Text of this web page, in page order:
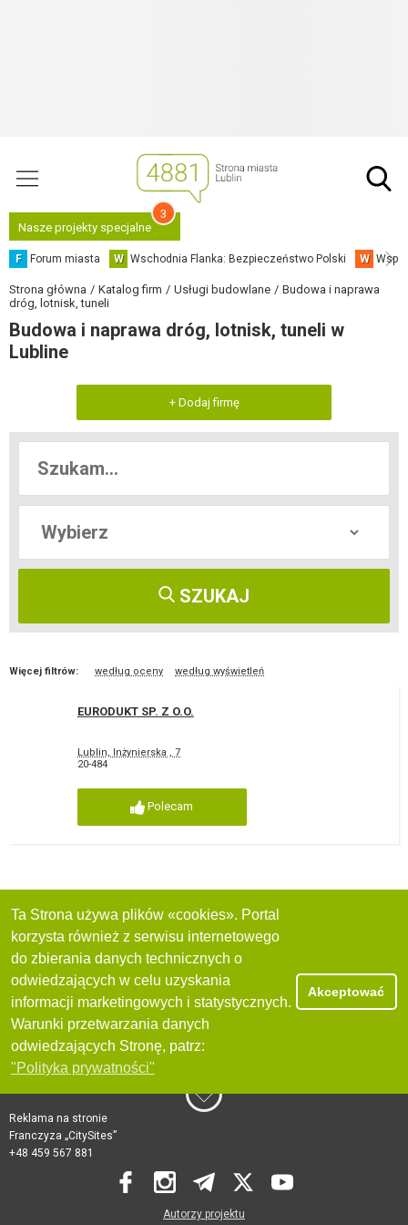
Nasze projekty specjalne
3
F Forum miasta W Wschodnia Flanka: Bezpieczeństwo Polski W
Strona główna Katalog firm Usługi budowlane
Budowa i naprawa
dróg, lotnisk, tuneli
Budowa i naprawa dróg, lotnisk, tuneli w
Lubline
+ Dodaj firmę
SZUKAJ
Więcej filtrów: według oceny według wyświetleń
EURODUKT SP. Z O.O.
Lublin, Inżynierska , 7
20-484
Polecam
Ta Strona używa plików «cookies». Portal
korzysta również z serwisu internetowego
do zbierania danych technicznych o
odwiedzających w celu uzyskania
informacji marketingowych i statystycznych.
Warunki przetwarzania danych
odwiedzających Stronę, patrz:
"Polityka prywatności"
Akceptować
Reklama na stronie
Franczyza „CitySites”
+48 459 567 881
Autorzy projektu